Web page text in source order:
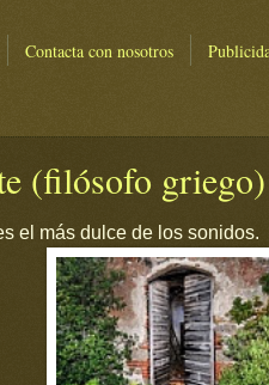
Contacta con nosotros
(filósofo griego)
el más dulce de los sonidos.